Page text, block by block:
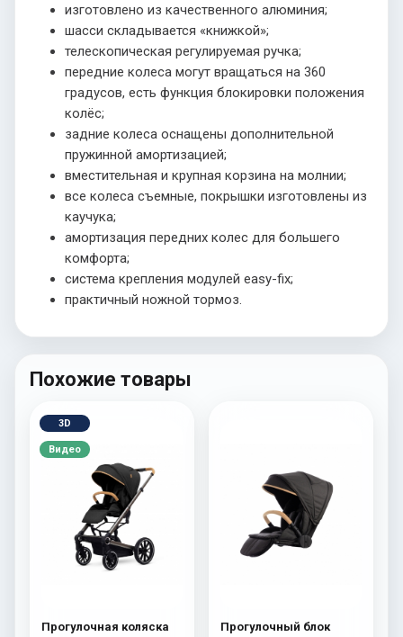
изготовлено из качественного алюминия;
шасси складывается «книжкой»;
телескопическая регулируемая ручка;
передние колеса могут вращаться на 360
градусов, есть функция блокировки положения
колёс;
задние колеса оснащены дополнительной
пружинной амортизацией;
вместительная и крупная корзина на молнии;
все колеса съемные, покрышки изготовлены из
каучука;
амортизация передних колес для большего
комфорта;
система крепления модулей easy-fix;
практичный ножной тормоз.
Похожие товары
3D
Видео
Прогулочная коляска
Прогулочный блок